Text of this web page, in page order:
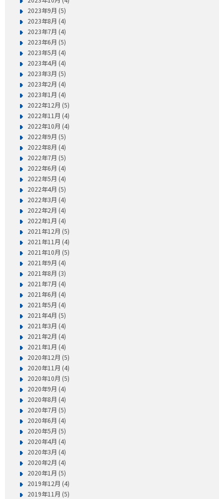
2023年9月 (5)
2023年8月 (4)
2023年7月 (4)
2023年6月 (5)
2023年5月 (4)
2023年4月 (4)
2023年3月 (5)
2023年2月 (4)
2023年1月 (4)
2022年12月 (5)
2022年11月 (4)
2022年10月 (4)
2022年9月 (5)
2022年8月 (4)
2022年7月 (5)
2022年6月 (4)
2022年5月 (4)
2022年4月 (5)
2022年3月 (4)
2022年2月 (4)
2022年1月 (4)
2021年12月 (5)
2021年11月 (4)
2021年10月 (5)
2021年9月 (4)
2021年8月 (3)
2021年7月 (4)
2021年6月 (4)
2021年5月 (4)
2021年4月 (5)
2021年3月 (4)
2021年2月 (4)
2021年1月 (4)
2020年12月 (5)
2020年11月 (4)
2020年10月 (5)
2020年9月 (4)
2020年8月 (4)
2020年7月 (5)
2020年6月 (4)
2020年5月 (5)
2020年4月 (4)
2020年3月 (4)
2020年2月 (4)
2020年1月 (5)
2019年12月 (4)
2019年11月 (5)